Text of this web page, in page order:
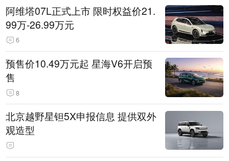
阿维塔07L正式上市 限时权益价21.
99万-26.99万元
6
预售价10.49万元起 星海V6开启预
售
8
北京越野星钽5X申报信息 提供双外
观造型